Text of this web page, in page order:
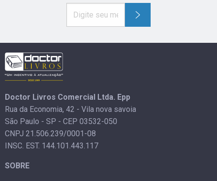
Doctor Livros Comercial Ltda. Epp
Rua da Economia, 42 - Vila nova savoia
São Paulo - SP - CEP 03532-050
CNPJ 21.506.239/0001-08
INSC. EST. 144.101.443.117
SOBRE